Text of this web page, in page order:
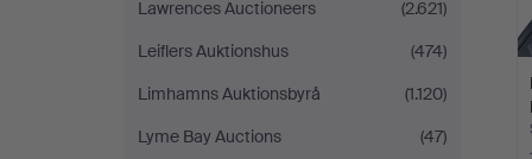
Lawrences Auctioneers
(2.621)
Leiflers Auktionshus
(474)
Limhamns Auktionsbyrå
(1.120)
Lyme Bay Auctions
(47)